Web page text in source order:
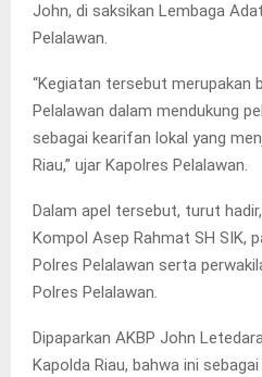
John, di saksikan Lembaga
Pelalawan.
“Kegiatan tersebut merupakan
Pelalawan dalam mendukung
sebagai kearifan lokal yang
Riau,” ujar Kapolres Pelalawan.
Dalam apel tersebut, turut
Kompol Asep Rahmat SH SIK,
Polres Pelalawan serta
Polres Pelalawan.
Dipaparkan AKBP John
Kapolda Riau, bahwa ini